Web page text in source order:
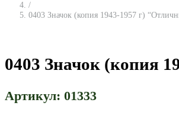
/
0403 Значок (копия 1943-1957 г)
0403 Значок (копия
Артикул: 01333